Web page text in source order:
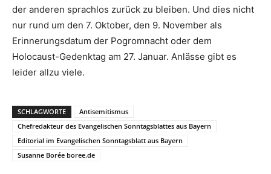
der anderen sprachlos zurück zu bleiben. Und dies nicht
nur rund um den 7. Oktober, den 9. November als
Erinnerungsdatum der Pogromnacht oder dem
Holocaust-Gedenktag am 27. Januar. Anlässe gibt es
leider allzu viele.
SCHLAGWORTE
Antisemitismus
Chefredakteur des Evangelischen Sonntagsblattes aus Bayern
Editorial im Evangelischen Sonntagsblatt aus Bayern
Susanne Borée boree.de